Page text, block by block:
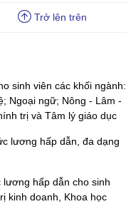
Trở lên trên
sinh viên các khối ngành:
Ngoại ngữ; Nông - Lâm -
trị và Tâm lý giáo dục
lương hấp dẫn, đa dạng
hấp dẫn cho sinh
kinh doanh, Khoa học